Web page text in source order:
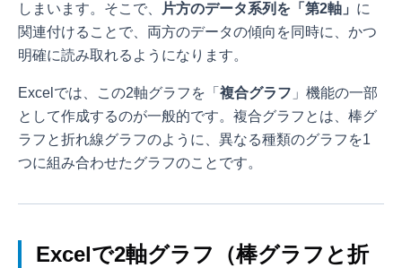
しまいます。そこで、
片方のデータ系列を「第2軸」 に
関連付けることで、両方のデータの傾向を同時に、かつ
明確に読み取れるようになります。
Excelでは、この2軸グラフを「 複合グラフ 」機能の一部
として作成するのが一般的です。複合グラフとは、棒グ
ラフと折れ線グラフのように、異なる種類のグラフを1
つに組み合わせたグラフのことです。
Excelで2軸グラフ（棒グラフと折